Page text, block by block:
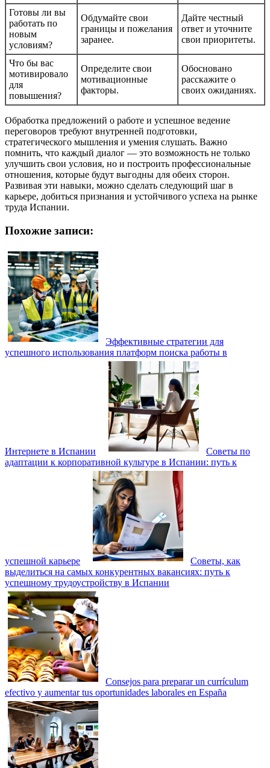
Готовы ли вы
работать по
новым
условиям?
Обдумайте свои
границы и пожелания
заранее.
Дайте честный
ответ и уточните
свои приоритеты.
Что бы вас
мотивировало
для
повышения?
Определите свои
мотивационные
факторы.
Обосновано
расскажите о
своих ожиданиях.
Обработка предложений о работе и успешное ведение
переговоров требуют внутренней подготовки,
стратегического мышления и умения слушать. Важно
помнить, что каждый диалог — это возможность не только
улучшить свои условия, но и построить профессиональные
отношения, которые будут выгодны для обеих сторон.
Развивая эти навыки, можно сделать следующий шаг в
карьере, добиться признания и устойчивого успеха на рынке
труда Испании.
Похожие записи:
Эффективные стратегии для
успешного использования платформ поиска работы в
Интернете в Испании
Советы по
адаптации к корпоративной культуре в Испании: путь к
успешной карьере
Советы, как
выделиться на самых конкурентных вакансиях: путь к
успешному трудоустройству в Испании
Consejos para preparar un currículum
efectivo y aumentar tus oportunidades laborales en España